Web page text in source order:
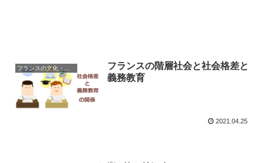
フランスの文化・習慣を知る
フランスの階層社会と社会格差と
義務教育
2021.04.25